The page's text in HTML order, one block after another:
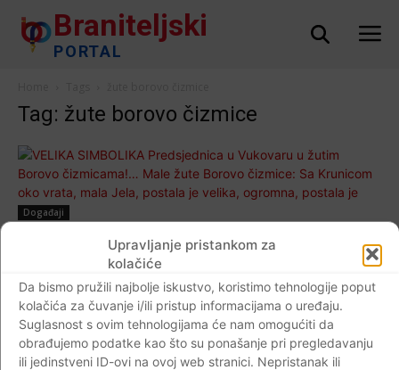
Upravljanje pristankom za
kolačiće
Da bismo pružili najbolje iskustvo, koristimo tehnologije poput
kolačića za čuvanje i/ili pristup informacijama o uređaju.
Suglasnost s ovim tehnologijama će nam omogućiti da
obrađujemo podatke kao što su ponašanje pri pregledavanju
ili jedinstveni ID-ovi na ovoj web stranici. Nepristanak ili
Braniteljski
PORTAL
Tag: žute borovo čizmice
Događaji
VELIKA SIMBOLIKA Predsjednica u
Vukovaru u žutim Borovo čizmicama!… Male
žute Borovo čizmice: Sa Krunicom oko
vrata, mala Jela, postala je velika, ogromna,
postala je ratnica
Braniteljski portal 18.11.2017